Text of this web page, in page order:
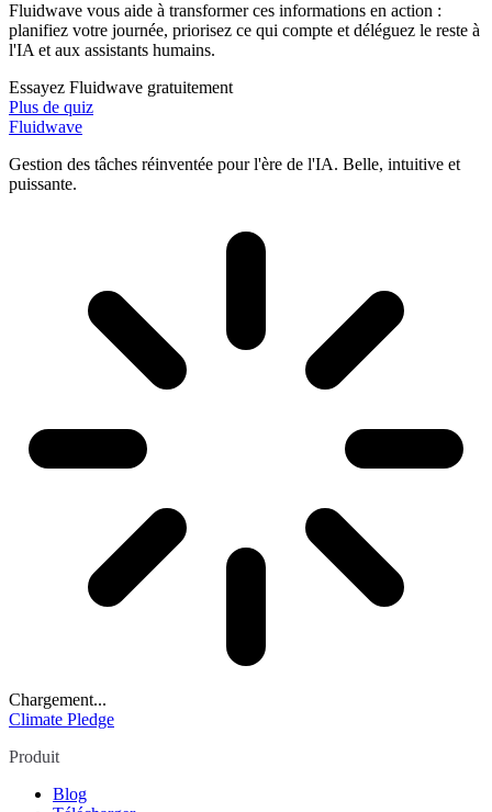
Fluidwave vous aide à transformer ces informations en action :
planifiez votre journée, priorisez ce qui compte et déléguez le reste à
l'IA et aux assistants humains.
Essayez Fluidwave gratuitement
Plus de quiz
Fluidwave
Gestion des tâches réinventée pour l'ère de l'IA. Belle, intuitive et
puissante.
Chargement...
Climate Pledge
Produit
Blog